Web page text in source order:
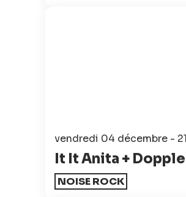
vendredi 04 décembre -
It It Anita +
NOISE ROCK